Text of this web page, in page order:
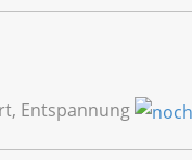
Entspannung